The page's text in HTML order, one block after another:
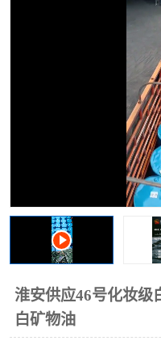
淮安供应46号化妆级
白矿物油